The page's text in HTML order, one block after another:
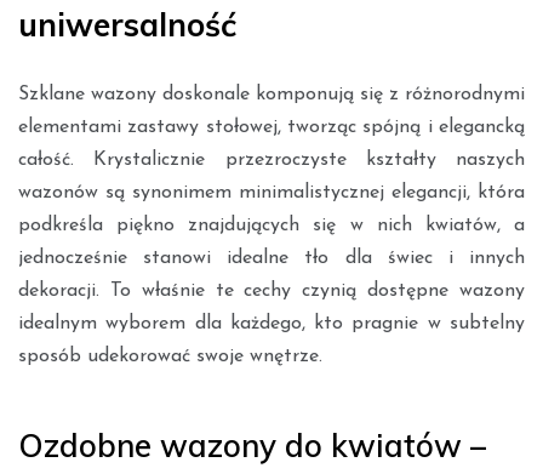
uniwersalność
Szklane wazony doskonale komponują się z różnorodnymi
elementami zastawy stołowej, tworząc spójną i elegancką
całość. Krystalicznie przezroczyste kształty naszych
wazonów są synonimem minimalistycznej elegancji, która
podkreśla piękno znajdujących się w nich kwiatów, a
jednocześnie stanowi idealne tło dla świec i innych
dekoracji. To właśnie te cechy czynią dostępne wazony
idealnym wyborem dla każdego, kto pragnie w subtelny
sposób udekorować swoje wnętrze.
Ozdobne wazony do kwiatów –